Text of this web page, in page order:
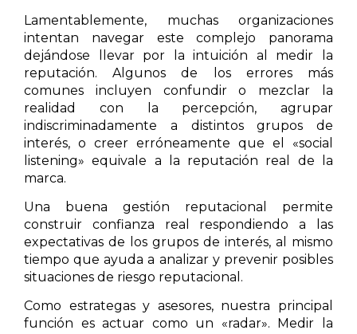
Lamentablemente, muchas organizaciones
intentan navegar este complejo panorama
dejándose llevar por la intuición al medir la
reputación. Algunos de los errores más
comunes incluyen confundir o mezclar la
realidad con la percepción, agrupar
indiscriminadamente a distintos grupos de
interés, o creer erróneamente que el «social
listening» equivale a la reputación real de la
marca.
Una buena gestión reputacional permite
construir confianza real respondiendo a las
expectativas de los grupos de interés, al mismo
tiempo que ayuda a analizar y prevenir posibles
situaciones de riesgo reputacional.
Como estrategas y asesores, nuestra principal
función es actuar como un «radar». Medir la